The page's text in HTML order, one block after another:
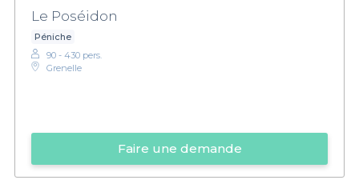
Le Poséidon
Péniche
90 - 430 pers.
Grenelle
Faire une demande